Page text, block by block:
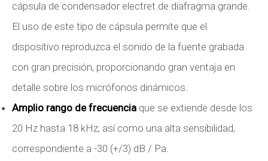
cápsula de condensador electret de diafragma grande.
El uso de este tipo de cápsula permite que el
dispositivo reproduzca el sonido de la fuente grabada
con gran precisión, proporcionando gran ventaja en
detalle sobre los micrófonos dinámicos.
Amplio rango de frecuencia que se extiende desde los
20 Hz hasta 18 kHz, así como una alta sensibilidad,
correspondiente a -30 (+/3) dB / Pa.